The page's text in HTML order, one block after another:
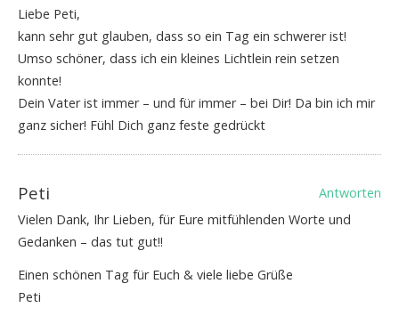
Liebe Peti,
kann sehr gut glauben, dass so ein Tag ein schwerer ist!
Umso schöner, dass ich ein kleines Lichtlein rein setzen
konnte!
Dein Vater ist immer – und für immer – bei Dir! Da bin ich mir
ganz sicher! Fühl Dich ganz feste gedrückt
Peti
Antworten
Vielen Dank, Ihr Lieben, für Eure mitfühlenden Worte und
Gedanken – das tut gut!!
Einen schönen Tag für Euch & viele liebe Grüße
Peti